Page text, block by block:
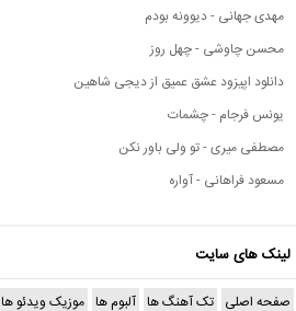
مهدی جهانی - دیوونه بودم
محسن چاوشی - چهل روز
دانلود اپیزود عشق عمیق از دیجی شاهین
یونس فرجام - چشمات
مصطفی میری - تو ولی باور نکن
مسعود فراهانی - آواره
لینک های سایت
صفحه اصلی تک آهنگ ها آلبوم ها موزیک ویدئو ها